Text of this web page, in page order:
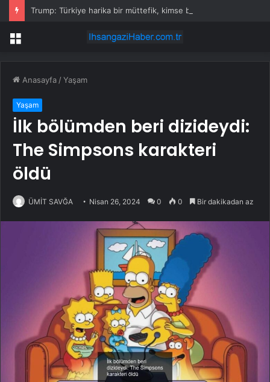
Menü
Anasayfa /Yaşam
Yaşam
İlk bölümden beri dizideydi:
The Simpsons karakteri
öldü
ÜMİT SAVĞA Nisan 26, 2024 0 0 Bir dakikadan az